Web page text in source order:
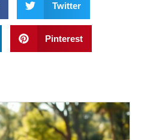
Twitter
Pinterest